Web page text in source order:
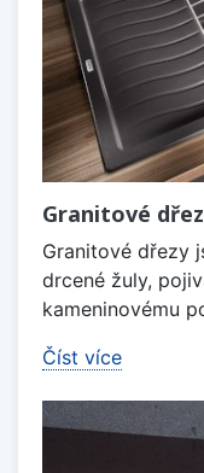
Granitové
Granitové dřezy
drcené žuly,
kameninovému
Číst více